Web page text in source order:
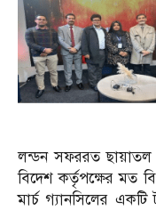
লন্ডন সফররত ছায়াতল
বিদেশ কর্তৃপক্ষের মত
মার্চ গ্যানসিলের একটি